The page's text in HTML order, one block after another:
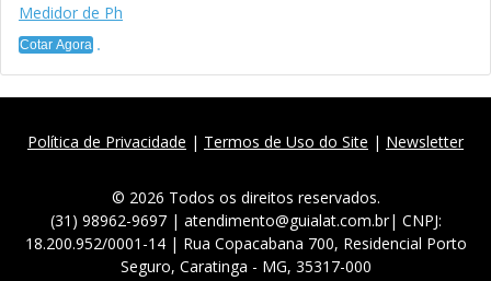
Medidor de Ph
Cotar Agora
Política de Privacidade | Termos de Uso do Site | Newsletter
© 2026 Todos os direitos reservados.
(31) 98962-9697 | atendimento@guialat.com.br| CNPJ:
18.200.952/0001-14 | Rua Copacabana 700, Residencial Porto
Seguro, Caratinga - MG, 35317-000